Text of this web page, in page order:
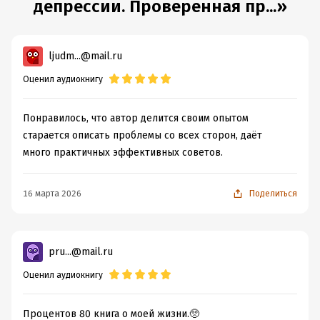
депрессии. Проверенная пр...»
ljudm...@mail.ru
Оценил аудиокнигу
Понравилось, что автор делится своим опытом
старается описать проблемы со всех сторон, даёт
много практичных эффективных советов.
16 марта 2026 Поделиться
pru...@mail.ru
Оценил аудиокнигу
Процентов 80 книга о моей жизни.🥺